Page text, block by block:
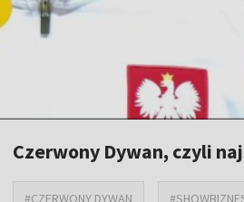
Czerwony Dywan, czyli
#CZERWONY DYWAN